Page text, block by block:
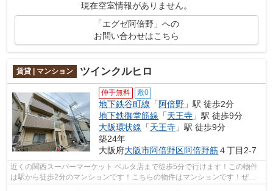
現在空室情報がありません。
「エグゼ阿倍野」への
お問い合わせはこちら
賃貸 | マンション ツインクルヒロ
仲手無料 敷0
地下鉄谷町線 「 阿倍野 」駅 徒歩2分
地下鉄御堂筋線 「天王寺 」駅 徒歩9分
大阪環状線 「天王寺 」駅 徒歩9分
築24年
大阪府大阪市阿倍野区阿倍野筋４丁目2-7
近くの関西スーパーマーケット ベルタ店まで徒歩5分で行けます！この物件
は駅から徒歩2分のマンションです！こちらの物件はマンションです！ぜひ